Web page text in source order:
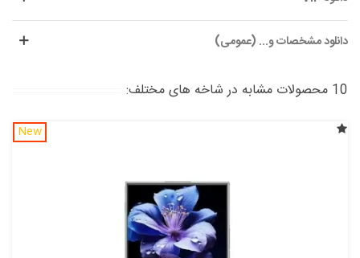
دانلود مشخصات و... (عمومی)
10 محصولات مشابه در شاخه های مختلف:
New